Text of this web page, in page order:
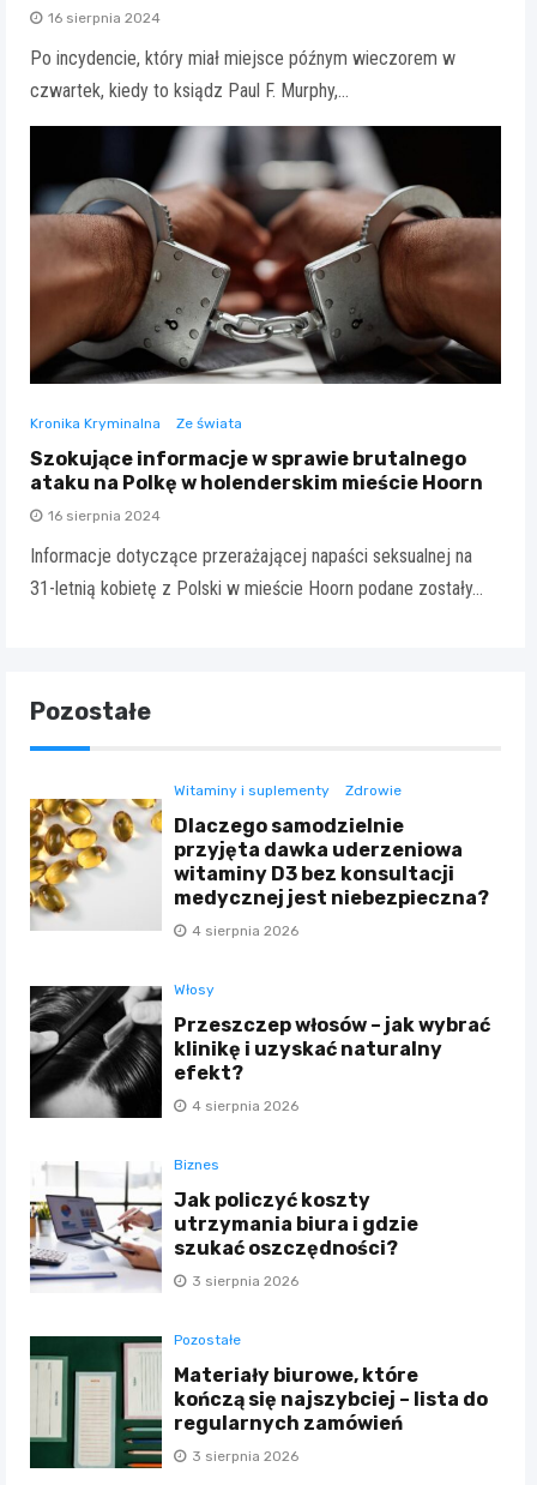
16 sierpnia 2024
Po incydencie, który miał miejsce późnym wieczorem w
czwartek, kiedy to ksiądz Paul F. Murphy,…
Kronika Kryminalna Ze świata
Szokujące informacje w sprawie brutalnego
ataku na Polkę w holenderskim mieście Hoorn
16 sierpnia 2024
Informacje dotyczące przerażającej napaści seksualnej na
31-letnią kobietę z Polski w mieście Hoorn podane zostały…
Pozostałe
Witaminy i suplementy Zdrowie
Dlaczego samodzielnie
przyjęta dawka uderzeniowa
witaminy D3 bez konsultacji
medycznej jest niebezpieczna?
4 sierpnia 2026
Włosy
Przeszczep włosów – jak wybrać
klinikę i uzyskać naturalny
efekt?
4 sierpnia 2026
Biznes
Jak policzyć koszty
utrzymania biura i gdzie
szukać oszczędności?
3 sierpnia 2026
Pozostałe
Materiały biurowe, które
kończą się najszybciej – lista do
regularnych zamówień
3 sierpnia 2026